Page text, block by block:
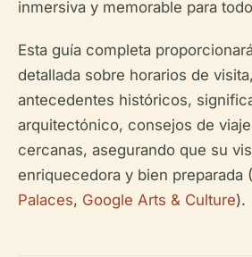
inmersiva y memorable para
Esta guía completa
detallada sobre horarios de
antecedentes históricos,
arquitectónico, consejos de
cercanas, asegurando que su
enriquecedora y bien preparada (
Palaces, Google Arts & Culture).